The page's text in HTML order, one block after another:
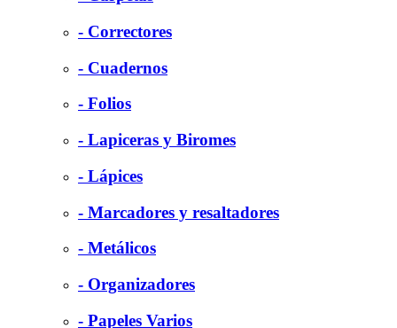
- Correctores
- Cuadernos
- Folios
- Lapiceras y Biromes
- Lápices
- Marcadores y resaltadores
- Metálicos
- Organizadores
- Papeles Varios